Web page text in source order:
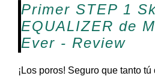
Primer STEP 1
EQUALIZER de
Ever - Review
¡Los poros! Seguro que tanto